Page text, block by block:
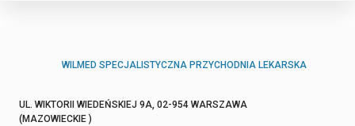
WILMED SPECJALISTYCZNA PRZYCHODNIA LEKARSKA
UL. WIKTORII WIEDEŃSKIEJ 9A, 02-954 WARSZAWA
(MAZOWIECKIE )